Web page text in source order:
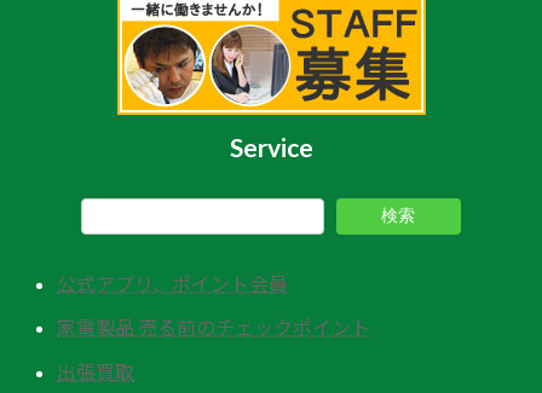
Service
検索
公式アプリ、ポイント会員
家電製品 売る前のチェックポイント
出張買取